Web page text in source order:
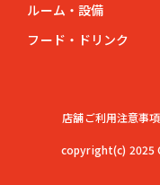
この店舗で予約す
ルーム・設備
フード・ドリンク
店舗ご利用注意事項
copyright(c) 2025